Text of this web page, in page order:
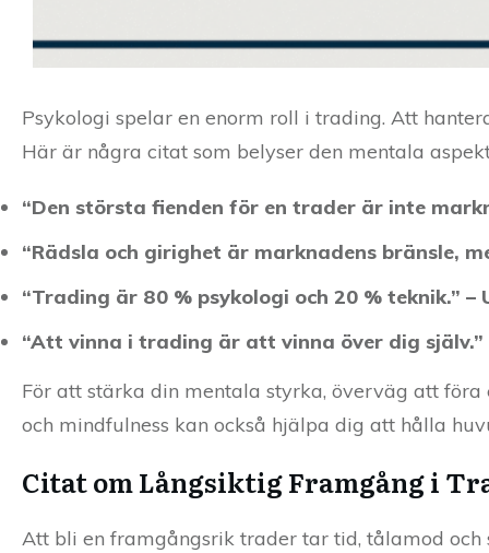
Psykologi spelar en enorm roll i trading. Att
Här är några citat som belyser den mentala
“Den största fienden för en trader är inte
“Rädsla och girighet är marknadens bränsle,
“Trading är 80 % psykologi och 20 % teknik.” –
“Att vinna i trading är att vinna över dig själv.”
För att stärka din mentala styrka, överväg att
och mindfulness kan också hjälpa dig att hålla
Citat om Långsiktig Framgång i
Att bli en framgångsrik trader tar tid, tålamod